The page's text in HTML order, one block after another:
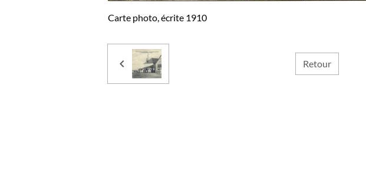
Carte photo, écrite 1910
Retour